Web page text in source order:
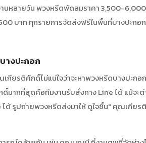
นหลายวัน พวงหรีดพัดลมราคา 3,500-
บาท ทุกรายการจัดส่งฟรีในพื้นที่บางปะกอ
างปะกอก
ยรติศักดิ์ไม่แน่ใจว่าจะหาพวงหรีดบางปะกอ
ากที่สุดคือทีมงานรับสั่งทาง Line ได้ แม้จะต่
ด้ รูปถ่ายพวงหรีดส่งมาให้ ดูใจชื้น" คุณเกีย